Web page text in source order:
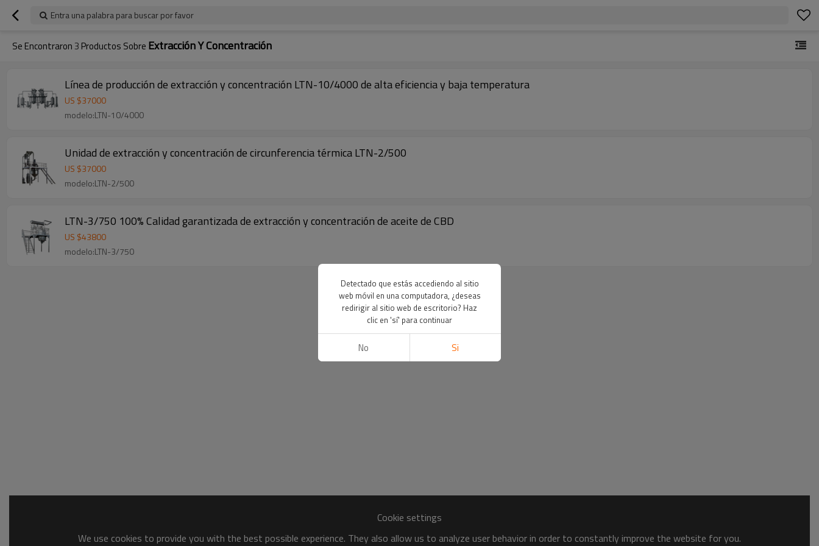
Entra una palabra para buscar por favor
Se Encontraron3 Productos Sobre Extracción Y Concentración
Línea de producción de extracción y concentración LTN-10/4000 de alta eficiencia y baja temperatura
US $37000
modelo:LTN-10/4000
Unidad de extracción y concentración de circunferencia térmica LTN-2/500
US $37000
modelo:LTN-2/500
LTN-3/750 100% Calidad garantizada de extracción y concentración de aceite de CBD
US $43800
modelo:LTN-3/750
Cookie settings
We use cookies to provide you with the best possible experience. They also allow us to analyze user behavior in order to constantly improve the website for you.
Detectado que estás accediendo al sitio
web móvil en una computadora, ¿deseas
redirigir al sitio web de escritorio? Haz
clic en 'sí' para continuar
No Si